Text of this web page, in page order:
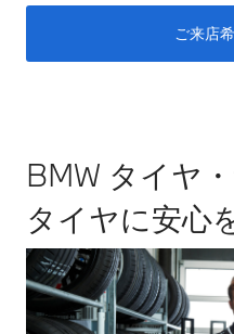
ご来店
BMW タイヤ
タイヤに安心